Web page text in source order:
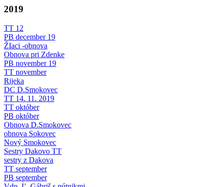
2019
TT 12
PB december 19
ŽIaci -obnova
Obnova pri Zdenke
PB november 19
TT november
Rijeka
DC D.Smokovec
TT 14. 11. 2019
TT október
PB október
Obnova D.Smokovec
obnova Sokovec
Nový Smokovec
Sestry Dakovo TT
sestry z Dakova
TT september
PB september